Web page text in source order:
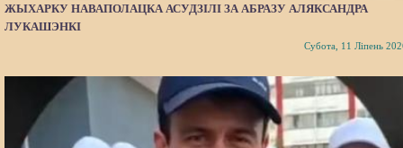
ЖЫХАРКУ НАВАПОЛАЦКА АСУДЗІЛІ ЗА АБРАЗУ АЛЯКСАНДРА
ЛУКАШЭНКІ
Субота, 11 Ліпень